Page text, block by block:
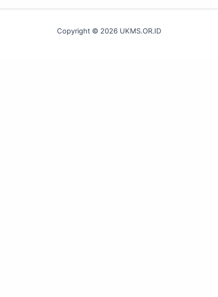
Copyright © 2026 UKMS.OR.ID